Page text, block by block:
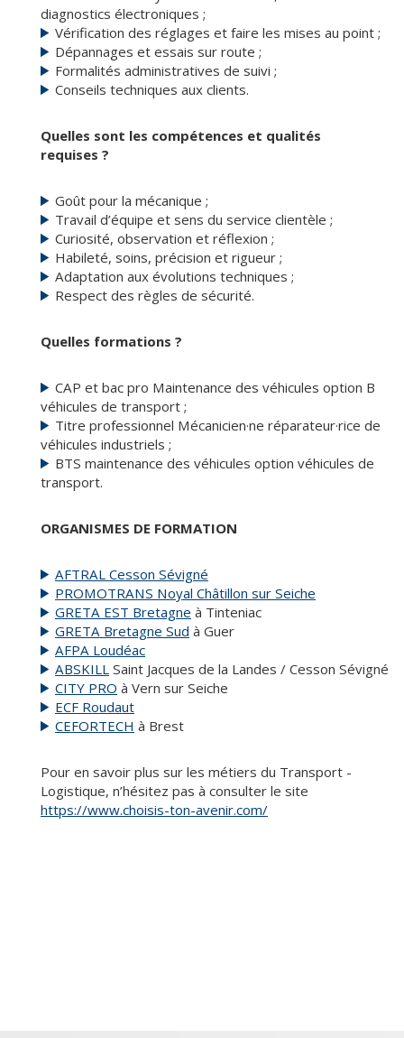
diagnostics électroniques ;
Vérification des réglages et faire les mises au point ;
Dépannages et essais sur route ;
Formalités administratives de suivi ;
Conseils techniques aux clients.
Quelles sont les compétences et qualités
requises ?
Goût pour la mécanique ;
Travail d’équipe et sens du service clientèle ;
Curiosité, observation et réflexion ;
Habileté, soins, précision et rigueur ;
Adaptation aux évolutions techniques ;
Respect des règles de sécurité.
Quelles formations ?
CAP et bac pro Maintenance des véhicules option B
véhicules de transport ;
Titre professionnel Mécanicien·ne réparateur·rice de
véhicules industriels ;
BTS maintenance des véhicules option véhicules de
transport.
ORGANISMES DE FORMATION
AFTRAL Cesson Sévigné
PROMOTRANS Noyal Châtillon sur Seiche
GRETA EST Bretagne à Tinteniac
GRETA Bretagne Sud à Guer
AFPA Loudéac
ABSKILL Saint Jacques de la Landes / Cesson Sévigné
CITY PRO à Vern sur Seiche
ECF Roudaut
CEFORTECH à Brest
Pour en savoir plus sur les métiers du Transport -
Logistique, n’hésitez pas à consulter le site
https://www.choisis-ton-avenir.com/